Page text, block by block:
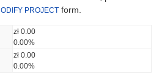
PROJECT form.
zł 0.00
0.00%
zł 0.00
0.00%